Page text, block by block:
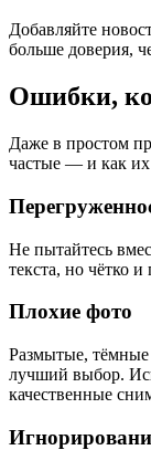
Добавляйте
больше доверия,
Ошибки,
Даже в простом
частые — и как их
Не пытайтесь
текста, но чётко и
Плохие фото
Размытые,
лучший выбор.
качественные